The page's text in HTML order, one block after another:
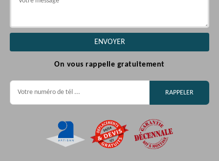
On vous rappelle gratuitement